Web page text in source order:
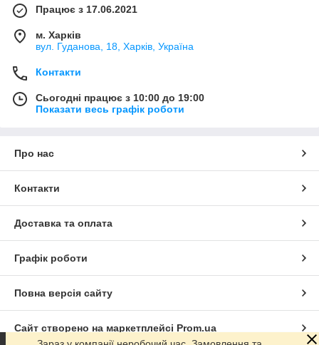
Працює з 17.06.2021
м. Харків
вул. Гуданова, 18, Харків, Україна
Контакти
Сьогодні працює з 10:00 до 19:00
Показати весь графік роботи
Про нас
Контакти
Доставка та оплата
Графік роботи
Повна версія сайту
Сайт створено на маркетплейсі Prom.ua